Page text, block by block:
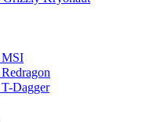
ماوس گیمینگ MSI
ماوس گیمینگ Redragon
ماوس گیمینگ T-Dagger